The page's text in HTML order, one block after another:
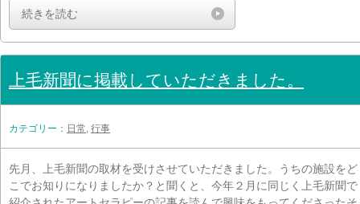
続きを読む
上毛新聞に掲載していただきました。
カテゴリー： 日常, 行事
先月、上毛新聞の取材を受けさせていただきました。うちの施設をど
こでお知りになりましたか？と聞くと、今年２月に同じく上毛新聞で